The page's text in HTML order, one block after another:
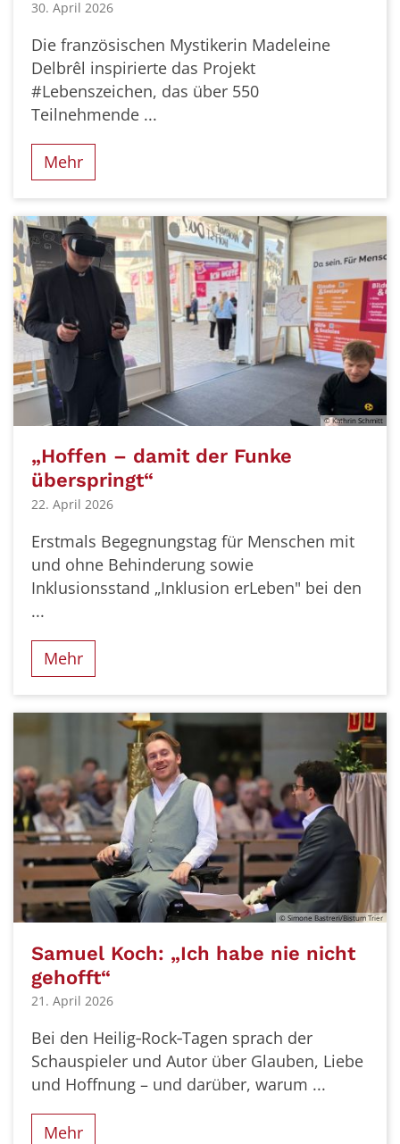
30. April 2026
Die französischen Mystikerin Madeleine
Delbrêl inspirierte das Projekt
#Lebenszeichen, das über 550
Teilnehmende ...
Mehr
© Kathrin Schmitt
„Hoffen – damit der Funke
überspringt“
22. April 2026
Erstmals Begegnungstag für Menschen mit
und ohne Behinderung sowie
Inklusionsstand „Inklusion erLeben" bei den
...
Mehr
© Simone Bastreri/Bistum Trier
Samuel Koch: „Ich habe nie nicht
gehofft“
21. April 2026
Bei den Heilig‑Rock‑Tagen sprach der
Schauspieler und Autor über Glauben, Liebe
und Hoffnung – und darüber, warum ...
Mehr